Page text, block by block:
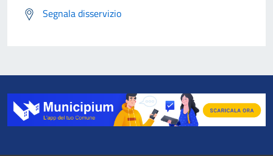
Segnala disservizio